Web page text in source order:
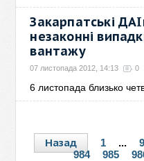
Закарпатські
незаконні
вантажу
07 листопада 2012, 14:13 0
6 листопада близько
Назад 1 ...
984
985